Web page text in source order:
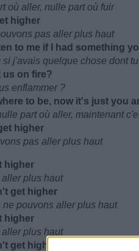
où aller, nulle part où fuir
higher
pas aller plus haut
to me if I had something
si j'avais quelque chose dont
us on fire?
enflammer ?
to be, now it's just you
part où aller, maintenant
higher
pas aller plus haut
higher
plus haut
get higher
ne pouvons aller plus haut
higher
plus haut
get higher